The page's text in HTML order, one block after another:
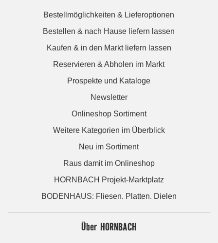
Bestellmöglichkeiten & Lieferoptionen
Bestellen & nach Hause liefern lassen
Kaufen & in den Markt liefern lassen
Reservieren & Abholen im Markt
Prospekte und Kataloge
Newsletter
Onlineshop Sortiment
Weitere Kategorien im Überblick
Neu im Sortiment
Raus damit im Onlineshop
HORNBACH Projekt-Marktplatz
BODENHAUS: Fliesen. Platten. Dielen
Über HORNBACH